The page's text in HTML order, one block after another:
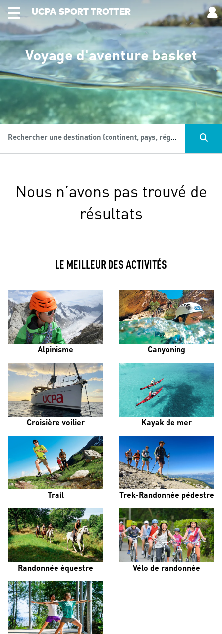
UCPA SPORT TROTTER
Voyage d'aventure basket
Rechercher une destination (continent, pays, région...), une activité...
Nous n’avons pas trouvé de
résultats
LE MEILLEUR DES ACTIVITÉS
Alpinisme Canyoning
Croisière voilier Kayak de mer
Trail Trek-Randonnée pédestre
Randonnée équestre Vélo de randonnée